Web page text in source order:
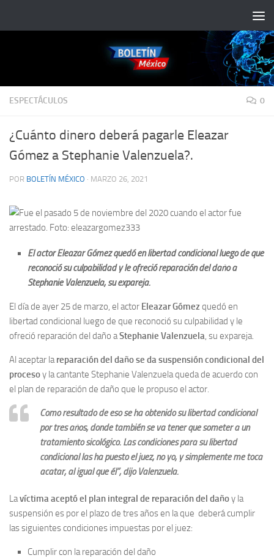
ESPECTÁCULOS 0
¿Cuánto dinero deberá pagarle Eleazar
Gómez a Stephanie Valenzuela?.
POR BOLETÍN MÉXICO · MARZO 26, 2021
El actor Eleazar Gómez quedó en libertad condicional luego de que
reconoció su culpabilidad y le ofreció reparación del daño a
Stephanie Valenzuela, su expareja.
El día de ayer 25 de marzo, el actor Eleazar Gómezquedó en
libertad condicional luego de que reconoció su culpabilidad y le
ofreció reparación del daño aStephanie Valenzuela, su expareja.
Al aceptar lareparación del daño se da suspensión condicional del
procesoy la cantante Stephanie Valenzuela queda de acuerdo con
el plan de reparación de daño que le propuso el actor.
Como resultado de eso se ha obtenido su libertad condicional
por tres años, donde también se va tener que someter a un
tratamiento sicológico. Las condiciones para su libertad
condicional las ha puesto el juez, no yo, y simplemente me toca
acatar, al igual que él”, dijo Valenzuela.
Lavíctima aceptó el plan integral de reparación del dañoy la
suspensión es por el plazo de tres años en la que deberá cumplir
las siguientes condiciones impuestas por el juez:
Cumplir con la reparación del daño